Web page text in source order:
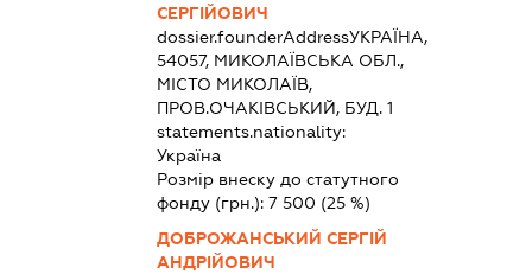
СЕРГІЙОВИЧ
dossier.founderAddressУКРАЇНА,
54057, МИКОЛАЇВСЬКА ОБЛ.,
МІСТО МИКОЛАЇВ,
ПРОВ.ОЧАКІВСЬКИЙ, БУД. 1
statements.nationality:
Україна
Розмір внеску до статутного
фонду (грн.): 7 500 (25 %)
ДОБРОЖАНСЬКИЙ СЕРГІЙ
АНДРІЙОВИЧ